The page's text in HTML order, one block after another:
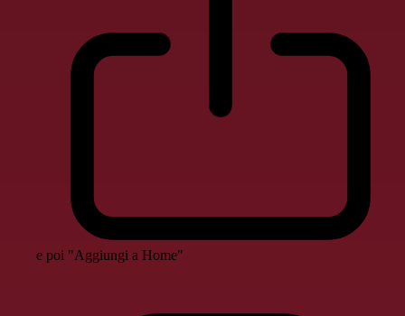
e poi "Aggiungi a Home"